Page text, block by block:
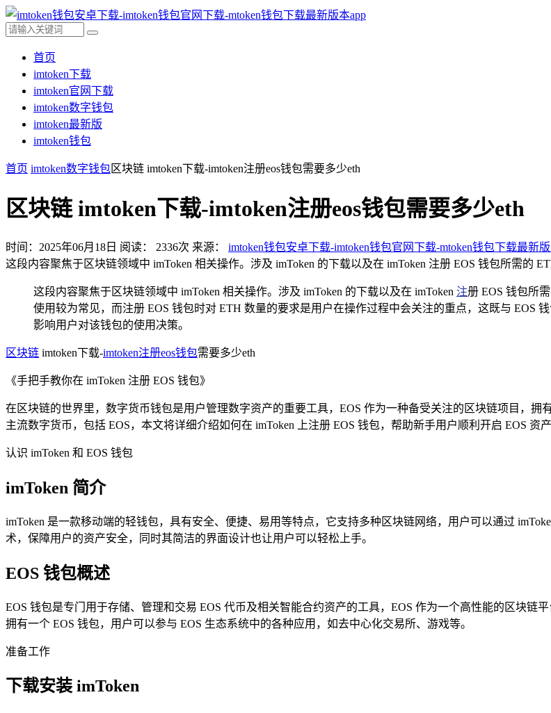
首页
imtoken下载
imtoken官网下载
imtoken数字钱包
imtoken最新版
imtoken钱包
首页 imtoken数字钱包区块链 imtoken下载-imtoken注册eos钱包需要多少eth
区块链 imtoken下载-imtoken注册eos钱包需要多少eth
时间：2025年06月18日 阅读： 2336次 来源： imtoken钱包安卓下载-imtoken钱包官网下载-mtoken钱包下载最新
这段内容聚焦于区块链领域中 imToken 相关操作。涉及 imToken 的下载以及在 imToken 注册 EOS 钱包所需的
这段内容聚焦于区块链领域中 imToken 相关操作。涉及 imToken 的下载以及在 imToken 注册 EOS 钱包所
使用较为常见，而注册 EOS 钱包时对 ETH 数量的要求是用户在操作过程中会关注的重点，这既与 EOS
影响用户对该钱包的使用决策。
区块链 imtoken下载-imtoken注册eos钱包需要多少eth
《手把手教你在 imToken 注册 EOS 钱包》
在区块链的世界里，数字货币钱包是用户管理数字资产的重要工具，EOS 作为一种备受关注的区块链项目，
主流数字货币，包括 EOS，本文将详细介绍如何在 imToken 上注册 EOS 钱包，帮助新手用户顺利开启 EOS 资
认识 imToken 和 EOS 钱包
imToken 简介
imToken 是一款移动端的轻钱包，具有安全、便捷、易用等特点，它支持多种区块链网络，用户可以通过
术，保障用户的资产安全，同时其简洁的界面设计也让用户可以轻松上手。
EOS 钱包概述
EOS 钱包是专门用于存储、管理和交易 EOS 代币及相关智能合约资产的工具，EOS 作为一个高性能的区块链
拥有一个 EOS 钱包，用户可以参与 EOS 生态系统中的各种应用，如去中心化交易所、游戏等。
准备工作
下载安装 imToken